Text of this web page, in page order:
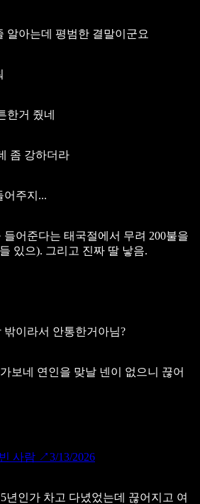
알아는데 평범한 결말이군요
한거 줬네
좀 강하더라
어주지...
들어준다는 태국절에서 무려 200불을
있으). 그리고 진짜 딸 낳음.
이라서 안통한거아님?
보네 연인을 맞날 넨이 없으니 끊어
사람 ↗3/13/2026
년인가 차고 다녔었는데 끊어지고 여